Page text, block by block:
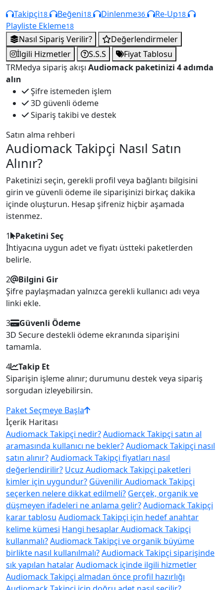
Takipçi18 Beğeni18 Dinlenme36 Re-Up18
Playliste Ekleme18
Nasıl Sipariş Verilir?
Değerlendirmeler
İlgili Hizmetler
S.S.S
Fiyat Tablosu
TRMedya sipariş akışı Audiomack paketinizi 4 adımda
alın
Şifre istemeden işlem
3D güvenli ödeme
Sipariş takibi ve destek
Satın alma rehberi
Audiomack Takipçi Nasıl Satın
Alınır?
Paketinizi seçin, gerekli profil veya bağlantı bilgisini
girin ve güvenli ödeme ile siparişinizi birkaç dakika
içinde oluşturun. Hesap şifreniz hiçbir aşamada
istenmez.
1
Paketini Seç
İhtiyacına uygun adet ve fiyatı üstteki paketlerden
belirle.
2
Bilgini Gir
Şifre paylaşmadan yalnızca gerekli kullanıcı adı veya
linki ekle.
3
Güvenli Ödeme
3D Secure destekli ödeme ekranında siparişini
tamamla.
4
Takip Et
Siparişin işleme alınır; durumunu destek veya sipariş
sorgudan izleyebilirsin.
Paket Seçmeye Başla
İçerik Haritası
Audiomack Takipçi nedir?Audiomack Takipçi satın al
aramasında kullanıcı ne bekler?Audiomack Takipçi nasıl
satın alınır?Audiomack Takipçi fiyatları nasıl
değerlendirilir? Ucuz Audiomack Takipçi paketleri
kimler için uygundur? Güvenilir Audiomack Takipçi
seçerken nelere dikkat edilmeli? Gerçek, organik ve
düşmeyen ifadeleri ne anlama gelir?Audiomack Takipçi
karar tablosu Audiomack Takipçi için hedef anahtar
kelime kümesi Hangi hesaplar Audiomack Takipçi
kullanmalı?Audiomack Takipçi ve organik büyüme
birlikte nasıl kullanılmalı?Audiomack Takipçi siparişinde
sık yapılan hatalarAudiomack içinde ilgili hizmetler
Audiomack Takipçi almadan önce profil hazırlığı